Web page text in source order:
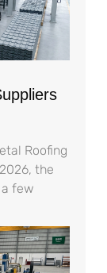
Roofing
the
few